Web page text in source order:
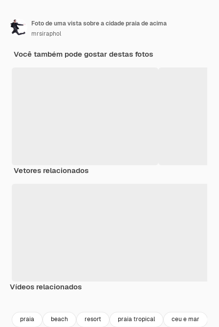
Foto de uma vista sobre a cidade praia de acima
mrsiraphol
Você também pode gostar destas fotos
Vetores relacionados
Vídeos relacionados
praia beach resort praia tropical ceu e mar